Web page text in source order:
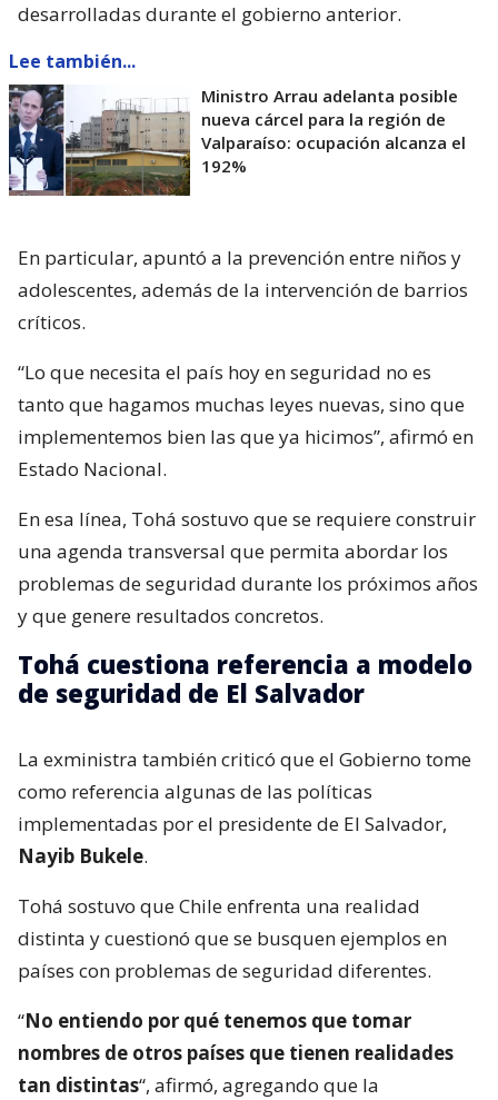
desarrolladas durante el gobierno anterior.
Lee también...
Ministro Arrau adelanta posible
nueva cárcel para la región de
Valparaíso: ocupación alcanza el
192%
En particular, apuntó a la prevención entre niños y
adolescentes, además de la intervención de barrios
críticos.
“Lo que necesita el país hoy en seguridad no es
tanto que hagamos muchas leyes nuevas, sino que
implementemos bien las que ya hicimos”, afirmó en
Estado Nacional.
En esa línea, Tohá sostuvo que se requiere construir
una agenda transversal que permita abordar los
problemas de seguridad durante los próximos años
y que genere resultados concretos.
Tohá cuestiona referencia a modelo
de seguridad de El Salvador
La exministra también criticó que el Gobierno tome
como referencia algunas de las políticas
implementadas por el presidente de El Salvador,
Nayib Bukele.
Tohá sostuvo que Chile enfrenta una realidad
distinta y cuestionó que se busquen ejemplos en
países con problemas de seguridad diferentes.
“No entiendo por qué tenemos que tomar
nombres de otros países que tienen realidades
tan distintas“, afirmó, agregando que la